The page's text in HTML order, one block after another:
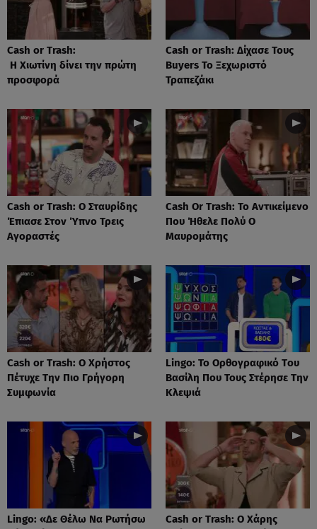
Cash or Trash:
Η Χιωτίνη δίνει την πρώτη
προσφορά
Cash or Trash: Δίχασε Τους
Buyers Το Ξεχωριστό
Τραπεζάκι
Cash or Trash: Ο Σταυρίδης
Έπιασε Στον Ύπνο Τρεις
Αγοραστές
Cash Or Trash: Το Αντικείμενο
Που Ήθελε Πολύ Ο
Μαυρομάτης
Cash or Trash: Ο Χρήστος
Πέτυχε Την Πιο Γρήγορη
Συμφωνία
Lingo: Το Oρθογραφικό Tου
Βασίλη Που Τους Στέρησε Την
Κλεψιά
Lingo: «Δε Θέλω Να Ρωτήσω
Cash or Trash: Ο Χάρης